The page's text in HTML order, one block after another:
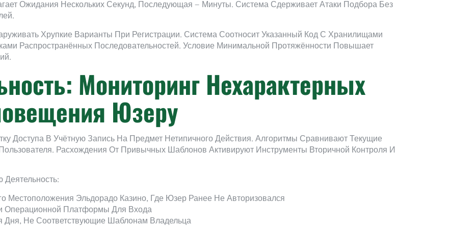
Ожидания Нескольких Секунд, Последующая — Минуты. Система Сдерживает Атаки Подбора Без
Хрупкие Варианты При Регистрации. Система Соотносит Указанный Код С Хранилищами
Распространённых Последовательностей. Условие Минимальной Протяжённости Повышает
Мониторинг Нехарактерных
Юзеру
Доступа В Учётную Запись На Предмет Нетипичного Действия. Алгоритмы Сравнивают Текущие
Расхождения От Привычных Шаблонов Активируют Инструменты Вторичной Контроля И
Деятельность:
Местоположения Эльдорадо Казино, Где Юзер Ранее Не Авторизовался
Операционной Платформы Для Входа
Дня, Не Соответствующие Шаблонам Владельца